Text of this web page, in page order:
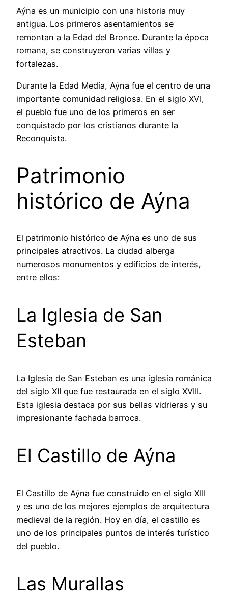
Aýna es un municipio con una historia muy
antigua. Los primeros asentamientos se
remontan a la Edad del Bronce. Durante la época
romana, se construyeron varias villas y
fortalezas.
Durante la Edad Media, Aýna fue el centro de una
importante comunidad religiosa. En el siglo XVI,
el pueblo fue uno de los primeros en ser
conquistado por los cristianos durante la
Reconquista.
Patrimonio
histórico de Aýna
El patrimonio histórico de Aýna es uno de sus
principales atractivos. La ciudad alberga
numerosos monumentos y edificios de interés,
entre ellos:
La Iglesia de San
Esteban
La Iglesia de San Esteban es una iglesia románica
del siglo XII que fue restaurada en el siglo XVIII.
Esta iglesia destaca por sus bellas vidrieras y su
impresionante fachada barroca.
El Castillo de Aýna
El Castillo de Aýna fue construido en el siglo XIII
y es uno de los mejores ejemplos de arquitectura
medieval de la región. Hoy en día, el castillo es
uno de los principales puntos de interés turístico
del pueblo.
Las Murallas